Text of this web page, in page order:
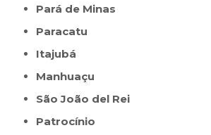
Pará de Minas
Paracatu
Itajubá
Manhuaçu
São João del Rei
Patrocínio